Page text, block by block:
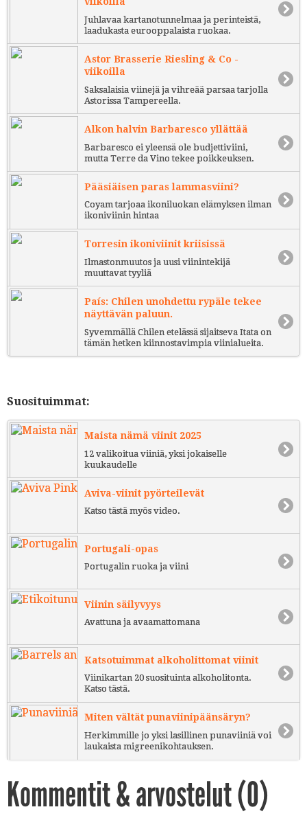
Juhlavaa kartanotunnelmaa ja perinteistä,
laadukasta eurooppalaista ruokaa.
Astor Brasserie Riesling & Co -
viikoilla
Saksalaisia viinejä ja vihreää parsaa tarjolla
Astorissa Tampereella.
Alkon halvin Barbaresco yllättää
Barbaresco ei yleensä ole budjettiviini,
mutta Terre da Vino tekee poikkeuksen.
Pääsiäisen paras lammasviini?
Coyam tarjoaa ikoniluokan elämyksen ilman
ikoniviinin hintaa
Torresin ikoniviinit kriisissä
Ilmastonmuutos ja uusi viinintekijä
muuttavat tyyliä
País: Chilen unohdettu rypäle tekee
näyttävän paluun.
Syvemmällä Chilen etelässä sijaitseva Itata on
tämän hetken kiinnostavimpia viinialueita.
Suosituimmat:
Maista nämä viinit 2025
12 valikoitua viiniä, yksi jokaiselle
kuukaudelle
Aviva-viinit pyörteilevät
Katso tästä myös video.
Portugali-opas
Portugalin ruoka ja viini
Viinin säilyvyys
Avattuna ja avaamattomana
Katsotuimmat alkoholittomat viinit
Viinikartan 20 suosituinta alkoholitonta.
Katso tästä.
Miten vältät punaviinipäänsäryn?
Herkimmille jo yksi lasillinen punaviiniä voi
laukaista migreenikohtauksen.
Kommentit & arvostelut (0)